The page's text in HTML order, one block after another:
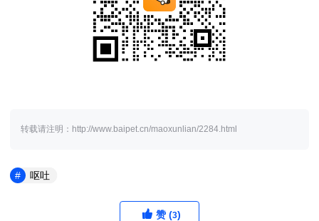
转载请注明：http://www.baipet.cn/maoxunlian/2284.html
呕吐
赞 (3)